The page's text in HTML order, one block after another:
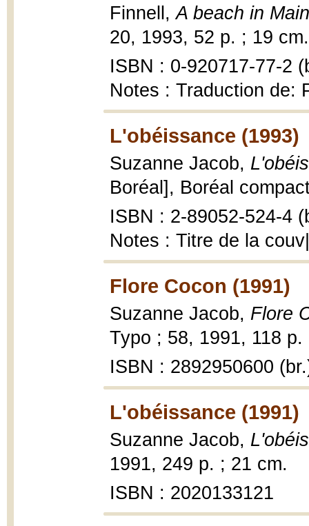
Finnell,A beach in
20, 1993, 52 p. ; 19 cm.
ISBN : 0-920717-77-2
Notes : Traduction de:
L'obéissance (1993)
Suzanne Jacob,
Boréal], Boréal
ISBN : 2-89052-524-4
Notes : Titre de la
Flore Cocon (1991)
Suzanne Jacob, Flore
Typo ; 58, 1991, 118 p.
ISBN : 2892950600
L'obéissance (1991)
Suzanne Jacob,
1991, 249 p. ; 21 cm.
ISBN : 2020133121